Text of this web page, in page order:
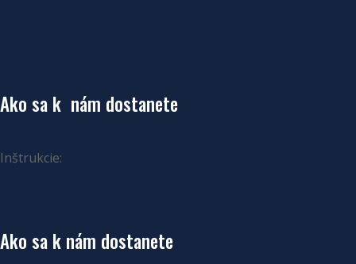
Ako sa k nám dostanete
Inštrukcie:
Ako sa k nám dostanete